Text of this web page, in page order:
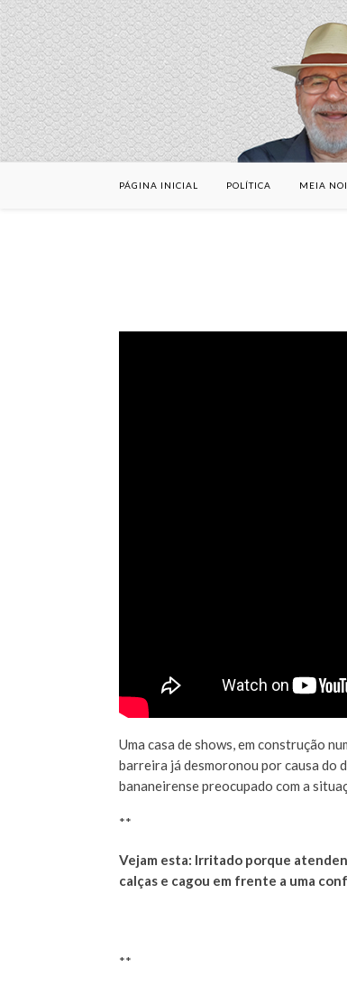
PÁGINA INICIAL POLÍTICA MEIA
Uma casa de shows, em construção
barreira já desmoronou por causa do
bananeirense preocupado com a
**
Vejam esta: Irritado porque
calças e cagou em frente a uma
**